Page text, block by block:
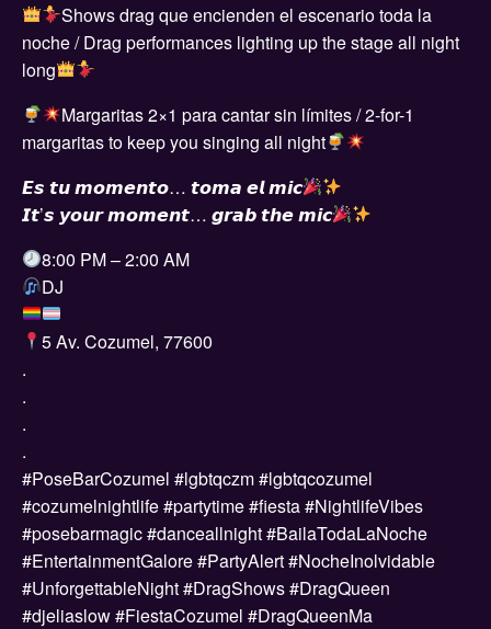
Shows drag que encienden el escenario toda la
noche / Drag performances lighting up the stage all night
long
Margaritas 2×1 para cantar sin límites / 2-for-1
margaritas to keep you singing all night
𝙀𝙨 𝙩𝙪 𝙢𝙤𝙢𝙚𝙣𝙩𝙤… 𝙩𝙤𝙢𝙖 𝙚𝙡 𝙢𝙞𝙘
𝙄𝙩’𝙨 𝙮𝙤𝙪𝙧 𝙢𝙤𝙢𝙚𝙣𝙩… 𝙜𝙧𝙖𝙗 𝙩𝙝𝙚 𝙢𝙞𝙘
8:00 PM – 2:00 AM
DJ
5 Av. Cozumel, 77600
.
.
.
.
#PoseBarCozumel #lgbtqczm #lgbtqcozumel
#cozumelnightlife #partytime #fiesta #NightlifeVibes
#posebarmagic #danceallnight #BailaTodaLaNoche
#EntertainmentGalore #PartyAlert #NocheInolvidable
#UnforgettableNight #DragShows #DragQueen
#djeliaslow #FiestaCozumel #DragQueenMa